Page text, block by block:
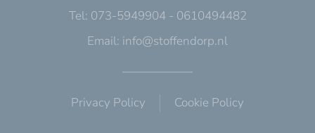
Tel: 073-5949904 - 0610494482
Email: info@stoffendorp.nl
Privacy Policy Cookie Policy